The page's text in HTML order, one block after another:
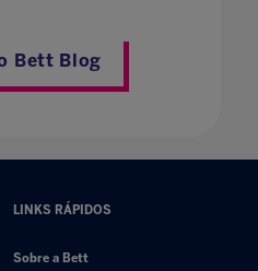
Bett Blog
LINKS RÁPIDOS
Sobre a Bett